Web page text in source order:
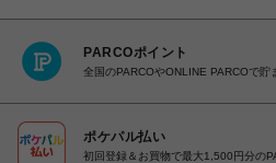
PARCOポイント
全国のPARCOやONLINE PARCOで貯
ポケパル払い
初回登録＆お買物で最大1,500円分の